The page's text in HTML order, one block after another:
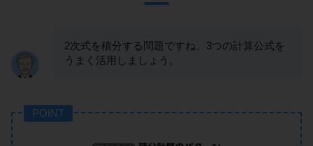
2次式を積分する問題ですね。3つの計算公式を
うまく活用しましょう。
POINT